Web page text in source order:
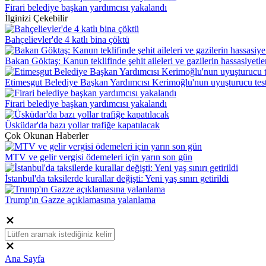
Firari belediye başkan yardımcısı yakalandı
İlginizi Çekebilir
Bahçelievler'de 4 katlı bina çöktü
Bakan Göktaş: Kanun teklifinde şehit aileleri ve gazilerin
Etimesgut Belediye Başkan Yardımcısı Kerimoğlu'nun uyuşturucu
Firari belediye başkan yardımcısı yakalandı
Üsküdar'da bazı yollar trafiğe kapatılacak
Çok Okunan Haberler
MTV ve gelir vergisi ödemeleri için yarın son gün
İstanbul'da taksilerde kurallar değişti: Yeni yaş sınırı getirildi
Trump'ın Gazze açıklamasına yalanlama
Ana Sayfa